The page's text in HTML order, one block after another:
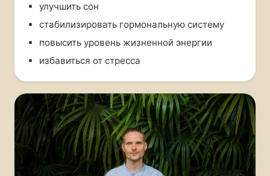
улучшить сон
стабилизировать гормональную систему
повысить уровень жизненной энергии
избавиться от стресса